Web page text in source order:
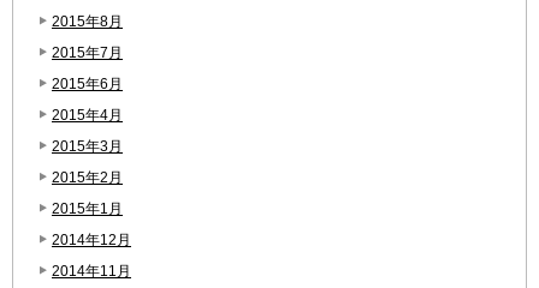
2015年8月
2015年7月
2015年6月
2015年4月
2015年3月
2015年2月
2015年1月
2014年12月
2014年11月